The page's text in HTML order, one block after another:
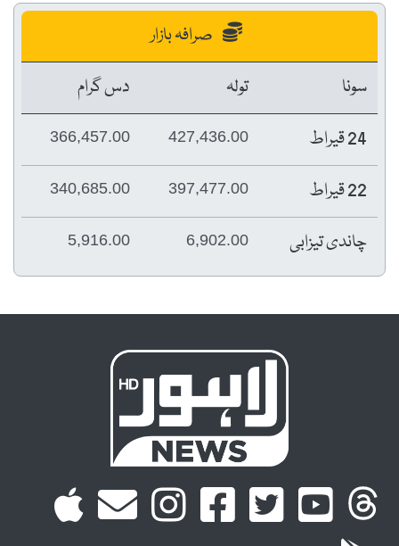
صرافہ بازار
سونا
تولہ
دس گرام
24 قیراط
427,436.00
366,457.00
22 قیراط 397,477.00
340,685.00
چاندی تیزابی 6,902.00
5,916.00